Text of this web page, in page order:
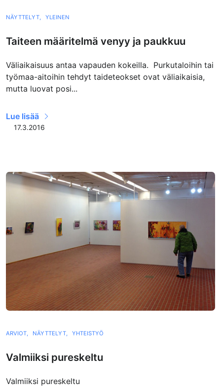
NÄYTTELYT, YLEINEN
Taiteen määritelmä venyy ja paukkuu
Väliaikaisuus antaa vapauden kokeilla. Purkutaloihin tai
työmaa-aitoihin tehdyt taideteokset ovat väliaikaisia,
mutta luovat posi...
Lue lisää
17.3.2016
ARVIOT, NÄYTTELYT, YHTEISTYÖ
Valmiiksi pureskeltu
Valmiiksi pureskeltu